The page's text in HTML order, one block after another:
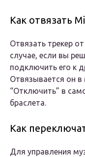
Как отвязать
Отвязать трекер
случае, если вы
подключить его к
Отвязывается он
“Отключить” в
браслета.
Как
Для управления